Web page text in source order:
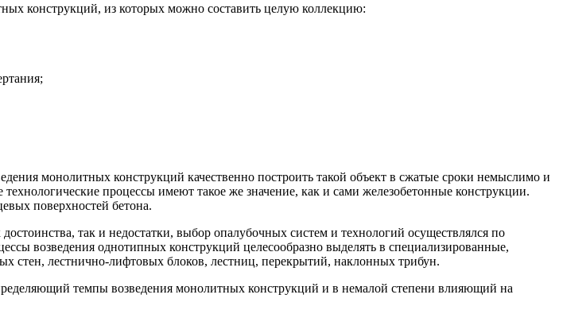
конструкций, из которых можно составить целую коллекцию:
монолитных конструкций качественно построить такой объект в сжатые сроки немыслимо и
процессы имеют такое же значение, как и сами железобетонные конструкции.
поверхностей бетона.
так и недостатки, выбор опалубочных систем и технологий осуществлялся по
возведения однотипных конструкций целесообразно выделять в специализированные,
стен, лестнично-лифтовых блоков, лестниц, перекрытий, наклонных трибун.
темпы возведения монолитных конструкций и в немалой степени влияющий на